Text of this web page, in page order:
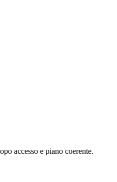
accesso e piano coerente.